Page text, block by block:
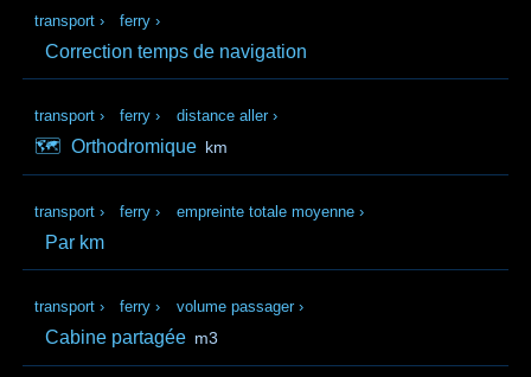
transport › ferry ›
Correction temps de navigation
transport › ferry › distance aller ›
🗺️ Orthodromique km
transport › ferry › empreinte totale moyenne ›
Par km
transport › ferry › volume passager ›
Cabine partagée m3